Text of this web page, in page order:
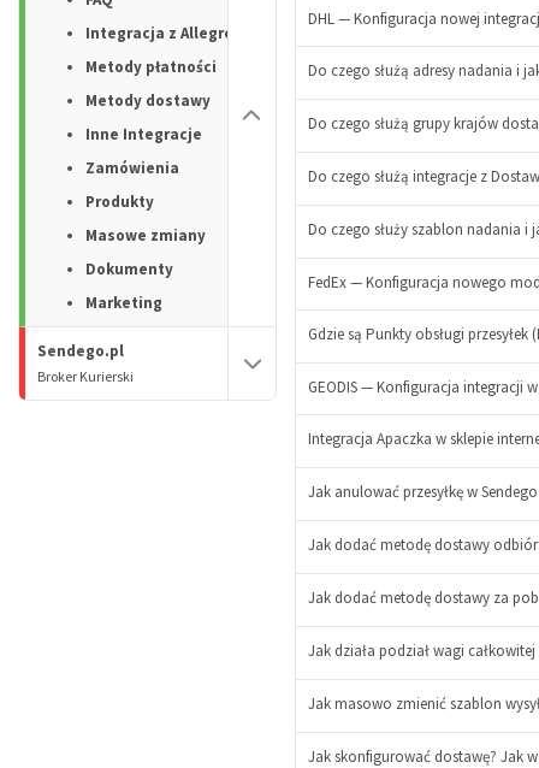
Integracja z Allegro
Metody płatności
Metody dostawy
Inne Integracje
Zamówienia
Produkty
Masowe zmiany
Dokumenty
Marketing
Sendego.pl
Broker Kurierski
+
+
DHL — Konfiguracja nowej
+
Do czego służą adresy nadania i
Do czego służą grupy krajów
Do czego służą integracje z
Do czego służy szablon nadania i
FedEx — Konfiguracja nowego
+
Gdzie są Punkty obsługi przesyłek
GEODIS — Konfiguracja integracji
+
Integracja Apaczka w sklepie
Jak anulować przesyłkę w
Jak dodać metodę dostawy
Jak dodać metodę dostawy za
Jak działa podział wagi
Jak masowo zmienić szablon
Jak skonfigurować dostawę? Jak